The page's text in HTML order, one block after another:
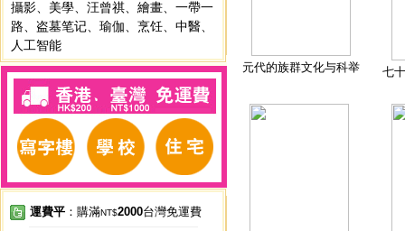
攝影
美學 汪曾祺 繪畫
一帶一
路
盗墓笔记 瑜伽 烹饪 中醫
人工智能
運費平 ：購滿NT$2000台灣免運費
元代的族群文化与科举 七